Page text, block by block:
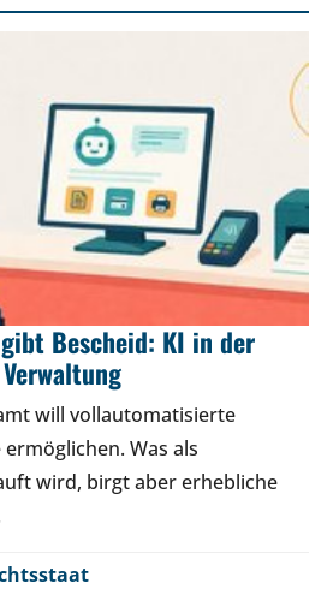
Bescheid: KI in der
will vollautomatisierte
Was als
wird, birgt aber erhebliche